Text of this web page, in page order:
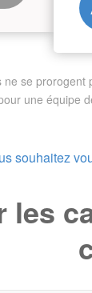
se
une équipe
souhaitez
les